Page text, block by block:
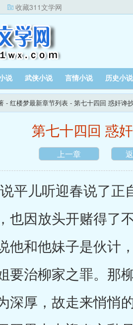
收藏311文学网
说 武侠小说 言情小说 历史小说
- 红楼梦最新章节列表 - 第七十四回 惑奸谗
第七十四回 惑
上一章
儿听迎春说了正自
也因放头开赌得了
他和他妹子是伙计
要治柳家之罪。那
深厚，故走来悄悄